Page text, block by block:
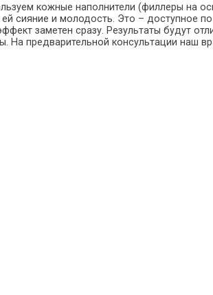
кожные наполнители (филлеры на
сияние и молодость. Это – доступное
заметен сразу. Результаты будут
На предварительной консультации наш